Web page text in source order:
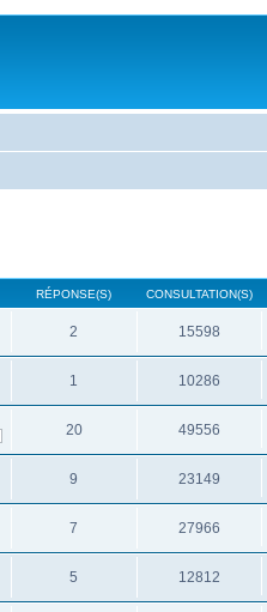
RÉPONSE(S) CONSULTATION(S)
2 15598
1 10286
20 49556
9 23149
7 27966
5 12812